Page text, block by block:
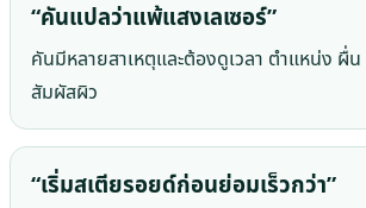
“คันแปลว่าแพ้แสงเลเซอร์”
คันมีหลายสาเหตุและต้องดูเวลา ตำแหน่ง ผื่น
สัมผัสผิว
“เริ่มสเตียรอยด์ก่อนย่อมเร็วกว่า”